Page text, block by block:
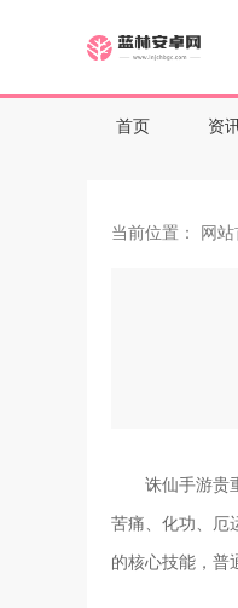
首页 资
当前位置： 网
诛仙手游贵
苦痛、化功、厄
的核心技能，普